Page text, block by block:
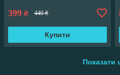
399 ₴ 440 ₴
Купити
Показати